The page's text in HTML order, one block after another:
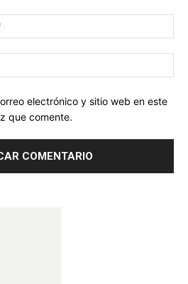
electrónico y sitio web en este
que comente.